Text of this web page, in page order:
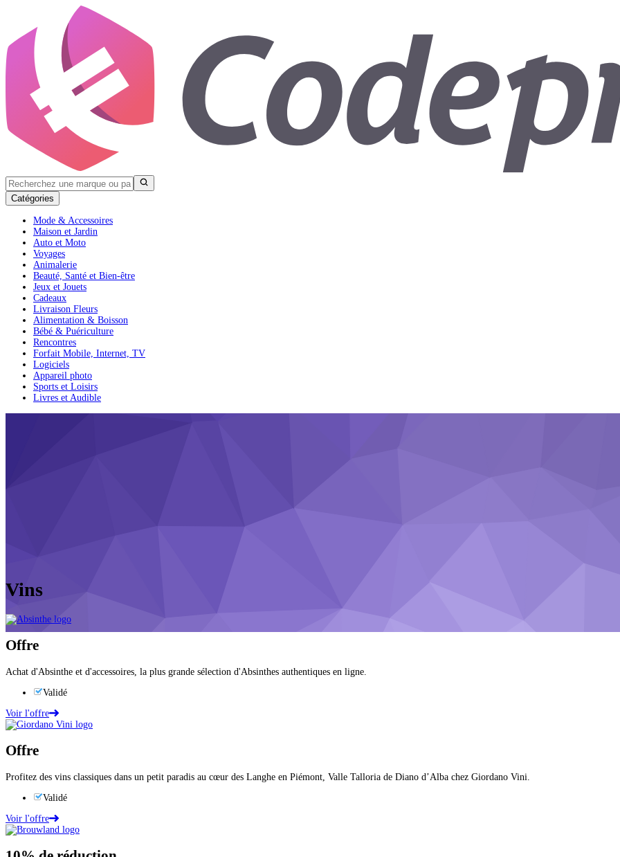
Catégories
Mode & Accessoires
Maison et Jardin
Auto et Moto
Voyages
Animalerie
Beauté, Santé et Bien-être
Jeux et Jouets
Cadeaux
Livraison Fleurs
Alimentation & Boisson
Bébé & Puériculture
Rencontres
Forfait Mobile, Internet, TV
Logiciels
Appareil photo
Sports et Loisirs
Livres et Audible
Vins
Offre
Achat d'Absinthe et d'accessoires, la plus grande sélection d'Absinthes authentiques en ligne.
Validé
Voir l'offre
Offre
Profitez des vins classiques dans un petit paradis au cœur des Langhe en Piémont, Valle Talloria de Diano d’Alba chez Giordano Vini.
Validé
Voir l'offre